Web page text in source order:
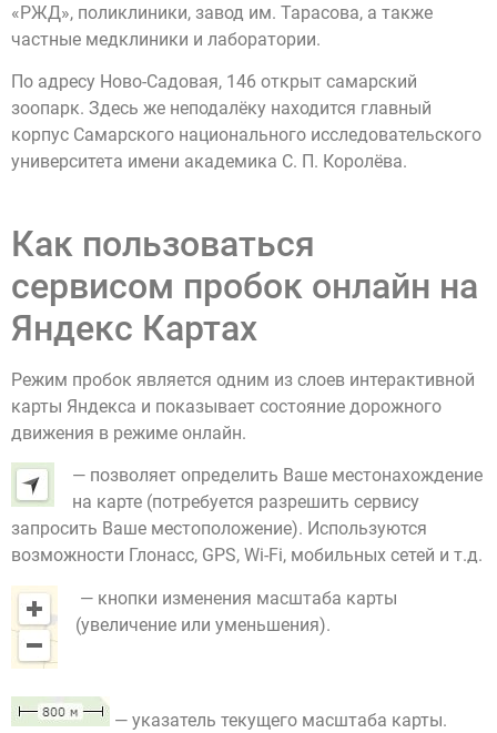
«РЖД», поликлиники, завод им. Тарасова, а также
частные медклиники и лаборатории.
По адресу Ново-Садовая, 146 открыт самарский
зоопарк. Здесь же неподалёку находится главный
корпус Самарского национального исследовательского
университета имени академика С. П. Королёва.
Как пользоваться
сервисом пробок онлайн на
Яндекс Картах
Режим пробок является одним из слоев интерактивной
карты Яндекса и показывает состояние дорожного
движения в режиме онлайн.
— позволяет определить Ваше местонахождение
на карте (потребуется разрешить сервису
запросить Ваше местоположение). Используются
возможности Глонасс, GPS, Wi-Fi, мобильных сетей и т.д.
— кнопки изменения масштаба карты
(увеличение или уменьшения).
— указатель текущего масштаба карты.